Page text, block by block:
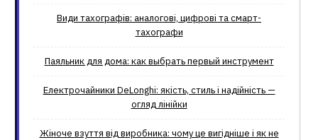
Види тахографів: аналогові, цифрові та смарт-
тахографи
Паяльник для дома: как выбрать первый инструмент
Електрочайники DeLonghi: якість, стиль і надійність —
огляд лінійки
Жіноче взуття від виробника: чому це вигідніше і як не